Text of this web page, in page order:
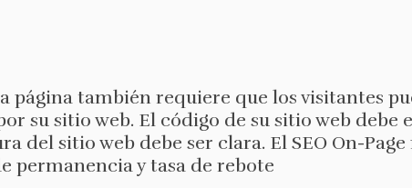
página también requiere que los visitantes
su sitio web. El código de su sitio web debe
del sitio web debe ser clara. El SEO On-
permanencia y tasa de rebote